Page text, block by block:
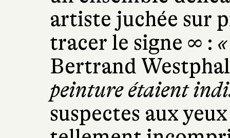
artiste juchée sur
tracer le signe ∞ :
Bertrand
peinture étaient
suspectes aux